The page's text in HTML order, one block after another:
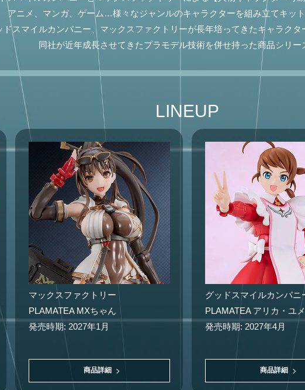
アニメ、マンガ、ゲーム…様々なジャンルのキャラクターを組み立てキット
ドスマイルカンパニー、マックスファクトリーが長年培ってきたキャラクタ
同社が近年成長させてきたプラモデル技術を併せ持った商品シリー
LINEUP
マックスファクトリー
PLAMATEA MXちゃん
発売時期: 2027年1月
商品詳細
グッドスマイルカンパニ
PLAMATEA アリカ・ユ
発売時期: 2027年4月
商品詳細